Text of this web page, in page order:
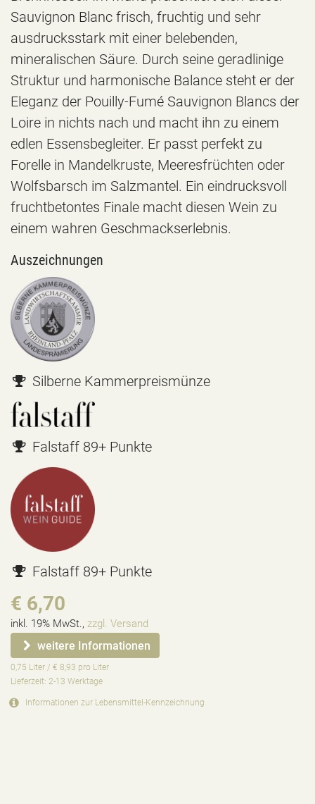
Sauvignon Blanc frisch, fruchtig und sehr
ausdrucksstark mit einer belebenden,
mineralischen Säure. Durch seine geradlinige
Struktur und harmonische Balance steht er der
Eleganz der Pouilly-Fumé Sauvignon Blancs der
Loire in nichts nach und macht ihn zu einem
edlen Essensbegleiter. Er passt perfekt zu
Forelle in Mandelkruste, Meeresfrüchten oder
Wolfsbarsch im Salzmantel. Ein eindrucksvoll
fruchtbetontes Finale macht diesen Wein zu
einem wahren Geschmackserlebnis.
Auszeichnungen
Silberne Kammerpreismünze
Falstaff 89+ Punkte
Falstaff 89+ Punkte
€ 6,70
inkl. 19% MwSt., zzgl. Versand
weitere Informationen
0,75 Liter / € 8,93 pro Liter
Lieferzeit: 2-13 Werktage
Informationen zur Lebensmittel-Kennzeichnung